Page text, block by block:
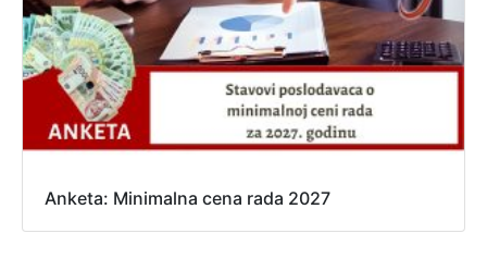
Anketa: Minimalna cena rada 2027